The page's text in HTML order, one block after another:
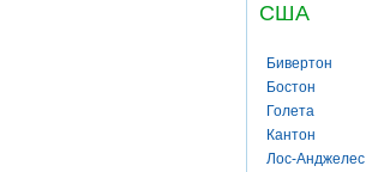
США
Бивертон
Бостон
Голета
Кантон
Лос-Анджелес